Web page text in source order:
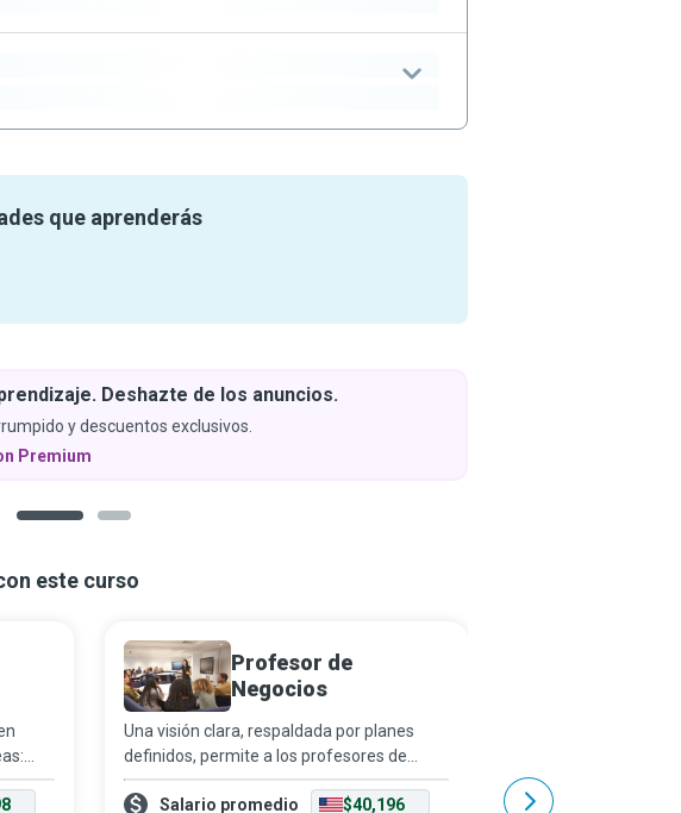
que aprenderás
Deshazte de los anuncios.
y descuentos exclusivos.
Premium
este curso
mente
Profesor de
Negocios
Una visión clara, respaldada por planes
definidos, permite a los profesores de
negocios transferir las habilidades y
conocimientos que los estudiantes de
Salario promedio
$40,196
ayudar a que nuestros
valiosos crezcan y se
Salario promedio